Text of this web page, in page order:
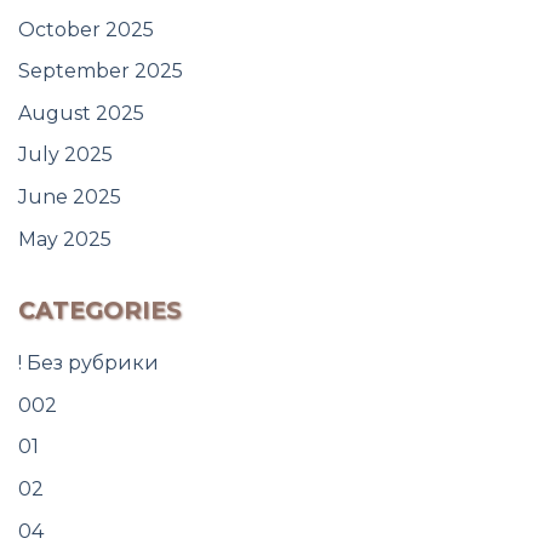
October 2025
September 2025
August 2025
July 2025
June 2025
May 2025
CATEGORIES
! Без рубрики
002
01
02
04